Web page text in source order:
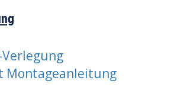
Verlegung
Montageanleitung